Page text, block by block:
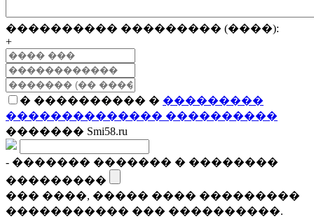
���������� ��������� (����):
+
� ���������� � ���������
�������������� ����������
������� Smi58.ru
- ������� ������� � ��������
���������
��� ����, ����� ���� ���������
����������� ��� ����������.